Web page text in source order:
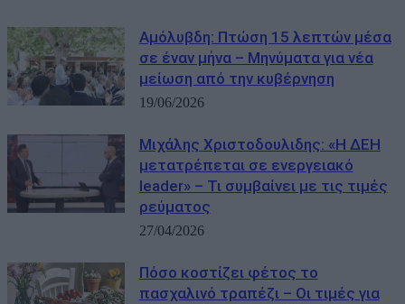
Αμόλυβδη: Πτώση 15 λεπτών μέσα
σε έναν μήνα – Μηνύματα για νέα
μείωση από την κυβέρνηση
19/06/2026
Μιχάλης Χριστοδουλιδης: «Η ΔΕΗ
μετατρέπεται σε ενεργειακό
leader» – Τι συμβαίνει με τις τιμές
ρεύματος
27/04/2026
Πόσο κοστίζει φέτος το
πασχαλινό τραπέζι – Οι τιμές για